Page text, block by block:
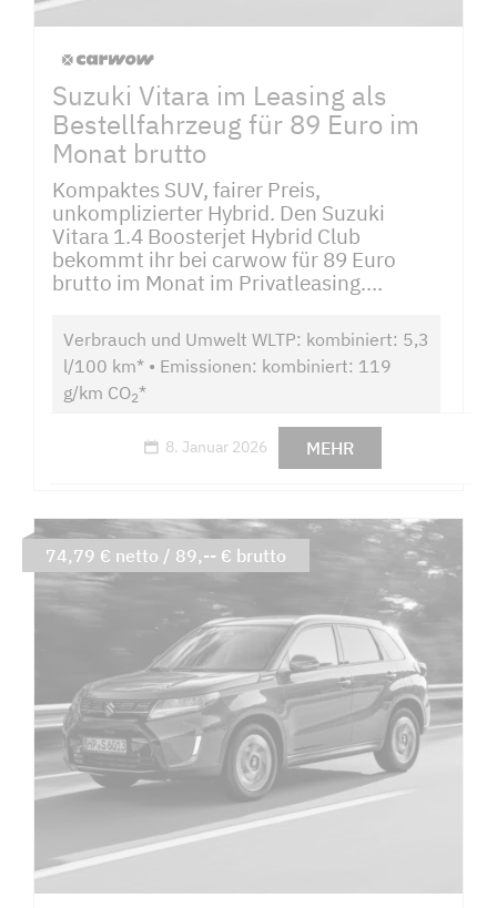
Suzuki Vitara im Leasing als
Bestellfahrzeug für 89 Euro im
Monat brutto
Kompaktes SUV, fairer Preis,
unkomplizierter Hybrid. Den Suzuki
Vitara 1.4 Boosterjet Hybrid Club
bekommt ihr bei carwow für 89 Euro
brutto im Monat im Privatleasing....
Verbrauch und Umwelt WLTP: kombiniert: 5,3
l/100 km* • Emissionen: kombiniert: 119
g/km CO2*
8. Januar 2026 MEHR
74,79 € netto / 89,-- € brutto